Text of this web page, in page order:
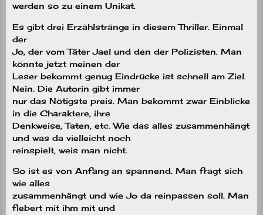
werden so zu einem Unikat.
Es gibt drei Erzählstränge in diesem Thriller. Einmal
der
Jo, der vom Täter Jael und den der Polizisten. Man
könnte jetzt meinen der
Leser bekommt genug Eindrücke ist schnell am Ziel.
Nein. Die Autorin gibt immer
nur das Nötigste preis. Man bekommt zwar Einblicke
in die Charaktere, ihre
Denkweise, Taten, etc. Wie das alles zusammenhängt
und was da vielleicht noch
reinspielt, weis man nicht.
So ist es von Anfang an spannend. Man fragt sich
wie alles
zusammenhängt und wie Jo da reinpassen soll. Man
fiebert mit ihm mit und